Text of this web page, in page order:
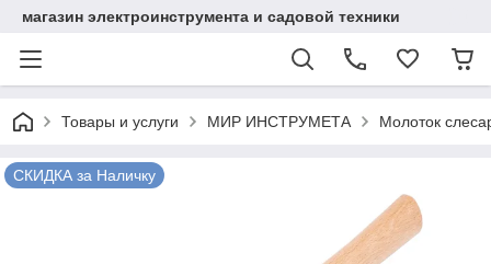
магазин электроинструмента и садовой техники
Товары и услуги МИР ИНСТРУМЕТА Молоток
СКИДКА за Наличку